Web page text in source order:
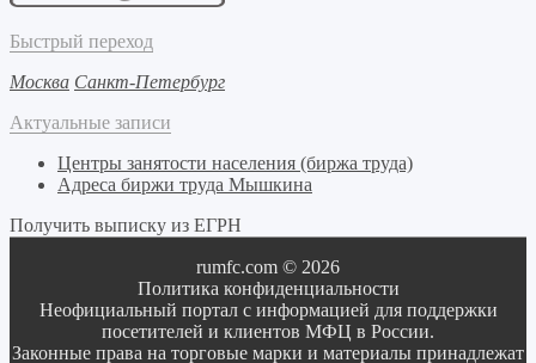
Быстрый переход
Москва Санкт-Петербург
Актуальные записи
Центры занятости населения (биржа труда)
Адреса биржи труда Мышкина
Получить выписку из ЕГРН
rumfc.com © 2026
Политика конфиденциальности
Неофициальный портал с информацией для поддержки
посетителей и клиентов МФЦ в России.
Законные права на торговые марки и материалы принадлежат